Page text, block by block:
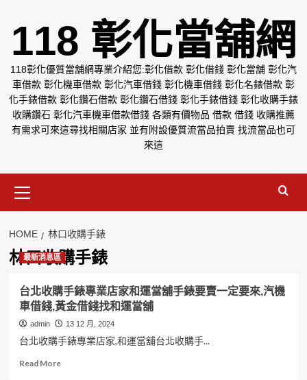
118 彰化當舖網
118彰化優質當舖網專業介紹您:彰化借款 彰化借錢 彰化當舖 彰化汽
車借款 彰化機車借款 彰化汽車借錢 彰化機車借錢 彰化名錶借款 彰
化手錶借款 彰化鑽石借款 彰化鑽石借錢 彰化手錶借錢 彰化收購手錶
收購鑽石 彰化汽車機車借款借錢 各類有價物品 借款 借錢 收購推薦
有需求可來這尋找相關店家 並有附設優質流當品拍賣 找流當品也可
來這
Menu
HOME 林口收購手錶
林口收購手錶
最新消息區
台北收購手錶專業店家和運當舖手錶要賣一定要來,汽機
車借錢,黃金借錢找和運當舖
admin 13 12 月, 2024
台北收購手錶專業店家,和運當舖台北收購手...
Read MoreRead